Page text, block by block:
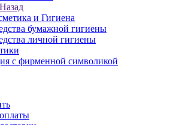
Назад
и Гигиена
бумажной гигиены
личной гигиены
с фирменной символикой